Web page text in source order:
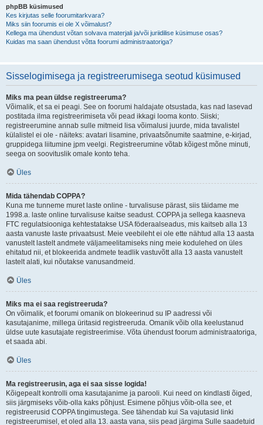
phpBB küsimused
Kes kirjutas selle foorumitarkvara?
Miks siin foorumis ei ole X võimalust?
Kellega ma ühendust võtan solvava materjali ja/või juriidilise küsimuse osas?
Kuidas ma saan ühendust võtta foorumi administraatoriga?
Sisselogimisega ja registreerumisega seotud küsimused
Miks ma pean üldse registreeruma?
Võimalik, et sa ei peagi. See on foorumi haldajate otsustada, kas nad lasevad
postitada ilma registreerimiseta või pead ikkagi looma konto. Siiski;
registreerumine annab sulle mitmeid lisa võimalusi juurde, mida tavalistel
külalistel ei ole - näiteks: avatari lisamine, privaatsõnumite saatmine, e-kirjad,
gruppidega liitumine jpm veelgi. Registreerumine võtab kõigest mõne minuti,
seega on soovituslik omale konto teha.
Üles
Mida tähendab COPPA?
Kuna me tunneme muret laste online - turvalisuse pärast, siis täidame me
1998.a. laste online turvalisuse kaitse seadust. COPPA ja sellega kaasneva
FTC regulatsiooniga kehtestatakse USA föderaalseadus, mis kaitseb alla 13
aasta vanuste laste privaatsust. Meie veebileht ei ole ette nähtud alla 13 aasta
vanustelt lastelt andmete väljameelitamiseks ning meie kodulehed on üles
ehitatud nii, et blokeerida andmete teadlik vastuvõtt alla 13 aasta vanustelt
lastelt alati, kui nõutakse vanusandmeid.
Üles
Miks ma ei saa registreeruda?
On võimalik, et foorumi omanik on blokeerinud su IP aadressi või
kasutajanime, millega üritasid registreeruda. Omanik võib olla keelustanud
üldse uute kasutajate registreerimise. Võta ühendust foorum administraatoriga,
et saada abi.
Üles
Ma registreerusin, aga ei saa sisse logida!
Kõigepealt kontrolli oma kasutajanime ja parooli. Kui need on kindlasti õiged,
siis järgmiseks võib-olla kaks põhjust. Esimene põhjus võib-olla see, et
registreerusid COPPA tingimustega. See tähendab kui Sa vajutasid linki
registreerumisel, et oled alla 13. aasta vana, siis pead järgima Sulle saadetuid